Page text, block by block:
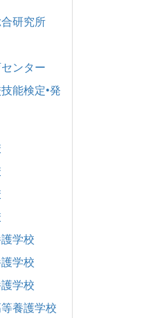
研究所
ンター
能検定•発
学校
学校
学校
養護学校